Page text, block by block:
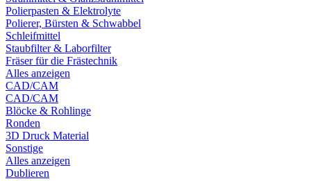
Polierpasten & Elektrolyte
Polierer, Bürsten & Schwabbel
Schleifmittel
Staubfilter & Laborfilter
Fräser für die Frästechnik
Alles anzeigen
CAD/CAM
CAD/CAM
Blöcke & Rohlinge
Ronden
3D Druck Material
Sonstige
Alles anzeigen
Dublieren